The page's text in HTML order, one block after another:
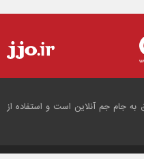
جام جم آنلاین است و استفاده از